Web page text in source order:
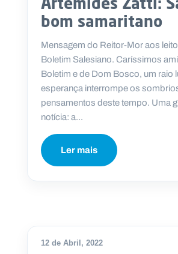
bom samaritano
Mensagem do Reitor-Mor aos
Boletim Salesiano. Caríssimos
Boletim e de Dom Bosco, um raio
esperança interrompe os
pensamentos deste tempo. Uma
notícia: a...
Ler mais
12 de Abril, 2022